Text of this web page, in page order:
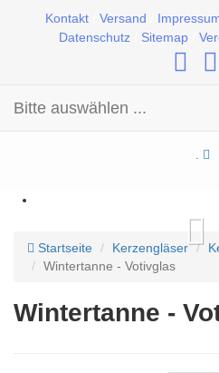
Kontakt Versand
Datenschutz
Sitemap
Bitte auswählen ...
Startseite Kerzengläser
Wintertanne - Votivglas
Wintertanne -